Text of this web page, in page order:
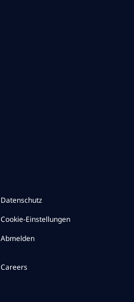
Datenschutz
Cookie-Einstellungen
Abmelden
Careers